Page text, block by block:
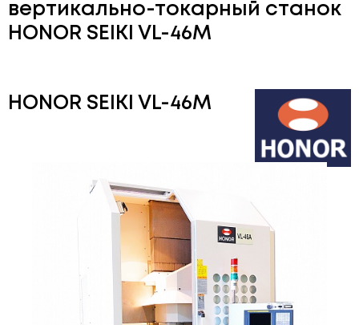
вертикально-токарный станок
HONOR SEIKI VL-46M
HONOR SEIKI VL-46M